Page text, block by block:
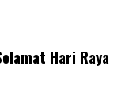
Hari Raya